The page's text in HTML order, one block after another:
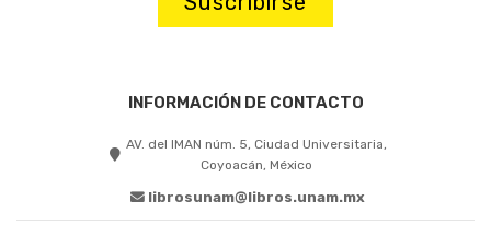
INFORMACIÓN DE CONTACTO
AV. del IMAN núm. 5, Ciudad Universitaria,
Coyoacán, México
librosunam@libros.unam.mx